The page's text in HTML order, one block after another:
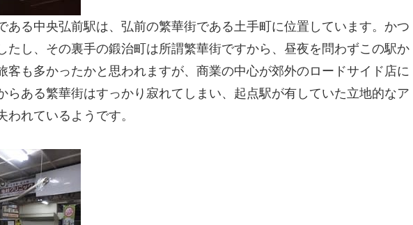
ある中央弘前駅は、弘前の繁華街である土手町に位置しています。かつ
たし、その裏手の鍛治町は所謂繁華街ですから、昼夜を問わずこの駅か
客も多かったかと思われますが、商業の中心が郊外のロードサイド店に
らある繁華街はすっかり寂れてしまい、起点駅が有していた立地的なア
われているようです。